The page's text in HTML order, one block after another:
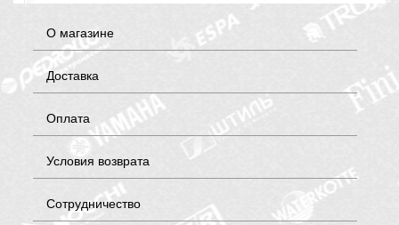
О магазине
Доставка
Оплата
Условия возврата
Сотрудничество